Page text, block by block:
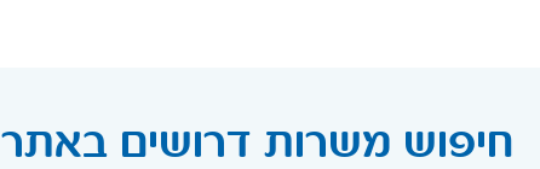
חיפוש משרות דרושים באתר